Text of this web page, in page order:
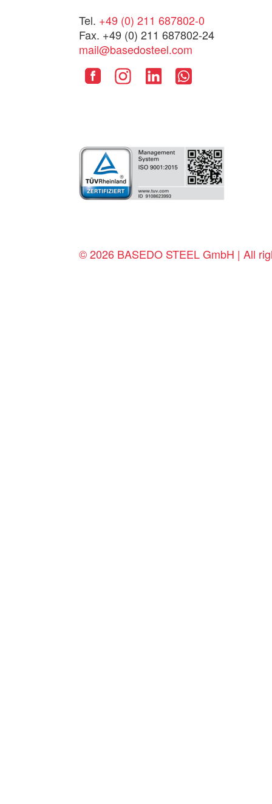
Tel. +49 (0) 211 687802-0
Fax. +49 (0) 211 687802-24
mail@basedosteel.com
© 2026 BASEDO STEEL GmbH | All